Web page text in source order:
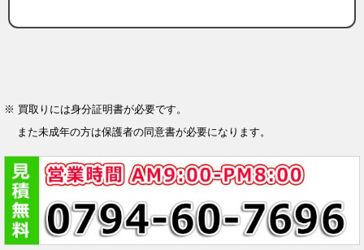
※ 買取りには身分証明書が必要です。
また未成年の方は保護者の同意書が必要になります。